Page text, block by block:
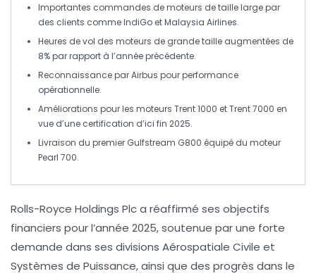
Importantes commandes demoteurs de taille large par
des clients commeIndiGo etMalaysia Airlines.
Heures de vol des moteurs de grande taille augmentées de
8%par rapport à l’année précédente.
Reconnaissance parAirbus pour performance
opérationnelle.
Améliorations pour les moteurs Trent 1000 etTrent 7000 en
vue d’une certification d’ici fin 2025.
Livraison du premier Gulfstream G800 équipé du moteur
Pearl 700.
Rolls-Royce Holdings Plca réaffirmé ses objectifs
financiers pour l’année 2025, soutenue par une forte
demande dans ses divisions Aérospatiale Civile et
Systèmes de Puissance, ainsi que des progrès dans le